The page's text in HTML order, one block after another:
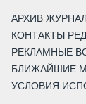
АРХИВ
КОНТАКТЫ
РЕКЛАМНЫЕ
БЛИЖАЙШИЕ
УСЛОВИЯ